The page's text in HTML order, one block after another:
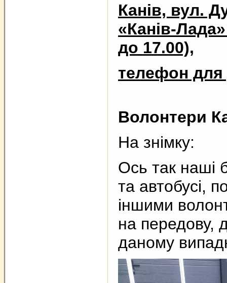
Канів, вул.
«Канів-
до 17.00),
телефон для
Волонтери
На знімку:
Ось так наші
та автобусі,
іншими
на передову,
даному